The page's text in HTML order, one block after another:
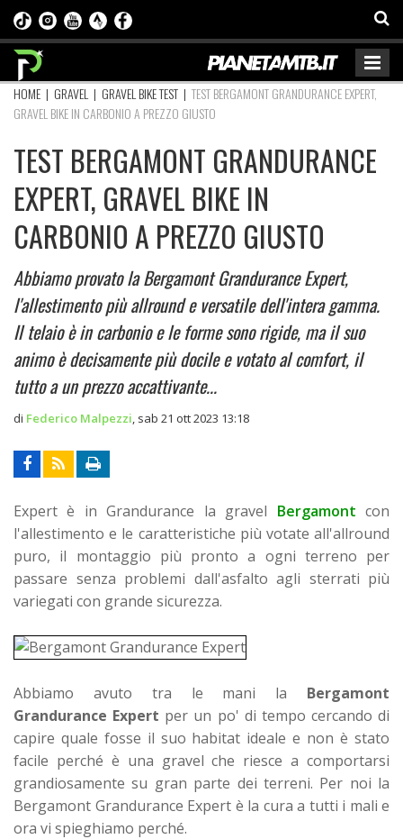
HOME | GRAVEL | GRAVEL BIKE TEST | TEST BERGAMONT GRANDURANCE EXPERT,
GRAVEL BIKE IN CARBONIO A PREZZO GIUSTO
TEST BERGAMONT GRANDURANCE
EXPERT, GRAVEL BIKE IN
CARBONIO A PREZZO GIUSTO
Abbiamo provato la Bergamont Grandurance Expert,
l'allestimento più allround e versatile dell'intera gamma.
Il telaio è in carbonio e le forme sono rigide, ma il suo
animo è decisamente più docile e votato al comfort, il
tutto a un prezzo accattivante...
di Federico Malpezzi sab 21 ott 2023 13:18
Expert è in Grandurance la gravel Bergamont con
l'allestimento e le caratteristiche più votate all'allround
puro, il montaggio più pronto a ogni terreno per
passare senza problemi dall'asfalto agli sterrati più
variegati con grande sicurezza.
Abbiamo avuto tra le mani la Bergamont
Grandurance Expert per un po' di tempo cercando di
capire quale fosse il suo habitat ideale e non è stato
facile perché è una gravel che riesce a comportarsi
grandiosamente su gran parte dei terreni. Per noi la
Bergamont Grandurance Expert è la cura a tutti i mali e
ora vi spieghiamo perché.